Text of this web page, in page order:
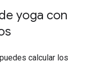
yoga con
calcular los